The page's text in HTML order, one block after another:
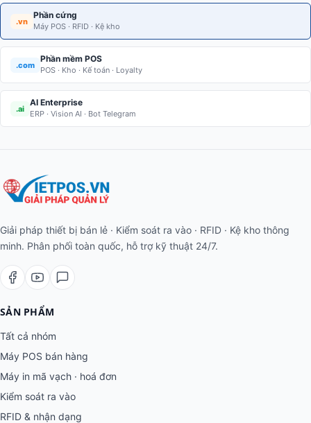
.vn
Phần cứng
Máy POS · RFID · Kệ kho
.com
Phần mềm POS
POS · Kho · Kế toán · Loyalty
.ai
AI Enterprise
ERP · Vision AI · Bot Telegram
Giải pháp thiết bị bán lẻ · Kiểm soát ra vào · RFID · Kệ kho thông
minh. Phân phối toàn quốc, hỗ trợ kỹ thuật 24/7.
SẢN PHẨM
Tất cả nhóm
Máy POS bán hàng
Máy in mã vạch · hoá đơn
Kiểm soát ra vào
RFID & nhận dạng